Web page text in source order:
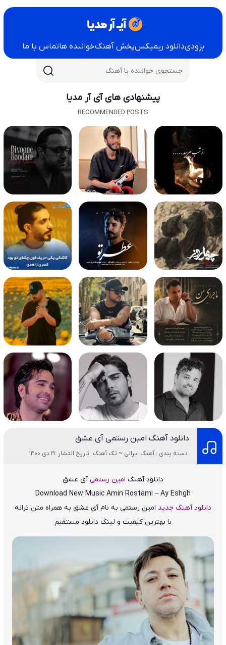
بزودیدانلود ریمیکسپخش آهنگخواننده هاتماس با ما
پیشنهادی های آی آر مدیا
RECOMMENDED POSTS
دانلود آهنگ امین رستمی آی عشق
دسته بندی : آهنگ ایرانی ~ تک آهنگ تاریخ انتشار :19 دی 1400
دانلود آهنگ امین رستمیآی عشق
Download New Music Amin Rostami – Ay Eshgh
دانلود آهنگ جدید امین رستمی به نامآی عشق به همراه متن ترانه
با بهترین کیفیت و لینک دانلود مستقیم